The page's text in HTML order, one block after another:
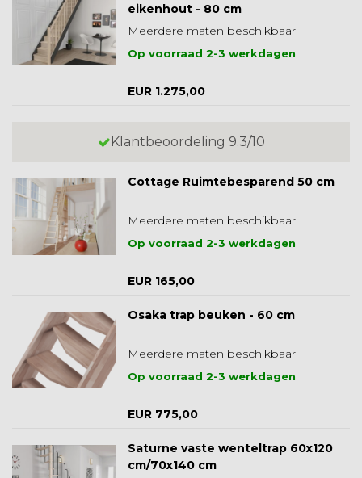
eikenhout - 80 cm
Meerdere maten beschikbaar
Op voorraad 2-3 werkdagen
EUR 1.275,00
Klantbeoordeling 9.3/10
Cottage Ruimtebesparend 50 cm
Meerdere maten beschikbaar
Op voorraad 2-3 werkdagen
EUR 165,00
Osaka trap beuken - 60 cm
Meerdere maten beschikbaar
Op voorraad 2-3 werkdagen
EUR 775,00
Saturne vaste wenteltrap 60x120
cm/70x140 cm